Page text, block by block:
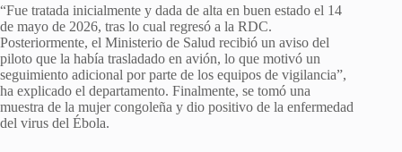
“Fue tratada inicialmente y dada de alta en buen estado el 14
de mayo de 2026, tras lo cual regresó a la RDC.
Posteriormente, el Ministerio de Salud recibió un aviso del
piloto que la había trasladado en avión, lo que motivó un
seguimiento adicional por parte de los equipos de vigilancia”,
ha explicado el departamento. Finalmente, se tomó una
muestra de la mujer congoleña y dio positivo de la enfermedad
del virus del Ébola.